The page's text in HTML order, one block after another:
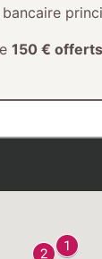
150 € offerts